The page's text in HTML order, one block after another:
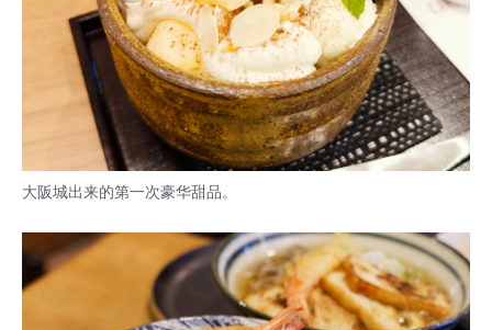
大阪城出来的第一次豪华甜品。